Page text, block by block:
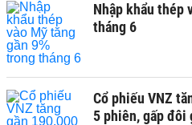
Nhập khẩu thép
tháng 6
Cổ phiếu VNZ
5 phiên, gấp đôi